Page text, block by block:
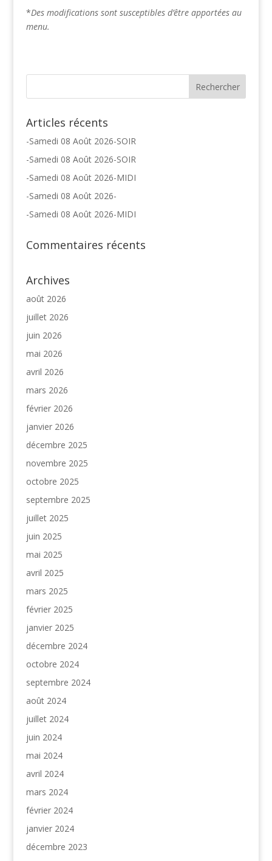
*Des modifications sont susceptibles d’être apportées au
menu.
Articles récents
-Samedi 08 Août 2026-SOIR
-Samedi 08 Août 2026-SOIR
-Samedi 08 Août 2026-MIDI
-Samedi 08 Août 2026-
-Samedi 08 Août 2026-MIDI
Commentaires récents
Archives
août 2026
juillet 2026
juin 2026
mai 2026
avril 2026
mars 2026
février 2026
janvier 2026
décembre 2025
novembre 2025
octobre 2025
septembre 2025
juillet 2025
juin 2025
mai 2025
avril 2025
mars 2025
février 2025
janvier 2025
décembre 2024
octobre 2024
septembre 2024
août 2024
juillet 2024
juin 2024
mai 2024
avril 2024
mars 2024
février 2024
janvier 2024
décembre 2023